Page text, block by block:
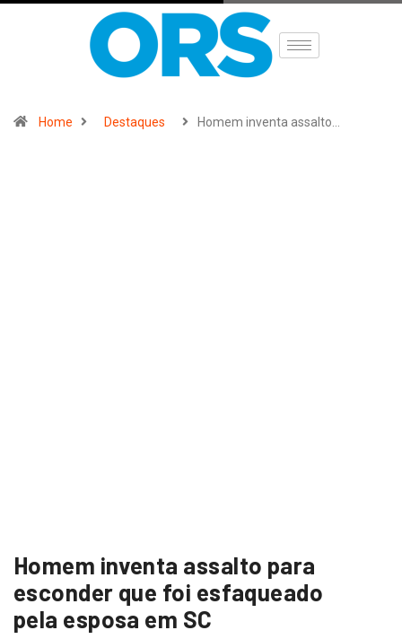
Home Destaques Homem inventa assalto…
Homem inventa assalto para
esconder que foi esfaqueado
pela esposa em SC